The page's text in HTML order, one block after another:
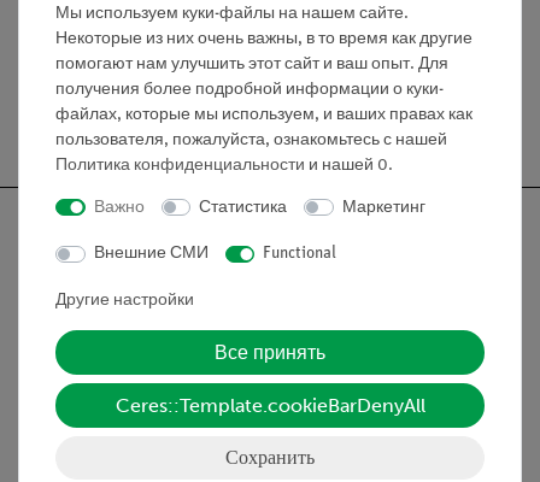
Бесплатная доставка от 300,- €
Информация
Мы используем куки-файлы на нашем сайте.
Некоторые из них очень важны, в то время как другие
помогают нам улучшить этот сайт и ваш опыт. Для
получения более подробной информации о куки-
файлах, которые мы используем, и ваших правах как
пользователя, пожалуйста, ознакомьтесь с нашей
Политика конфиденциальности и нашей 0.
Важно Статистика Маркетинг
Внешние СМИ Functional
Другие настройки
Все принять
Ceres::Template.cookieBarDenyAll
Сохранить